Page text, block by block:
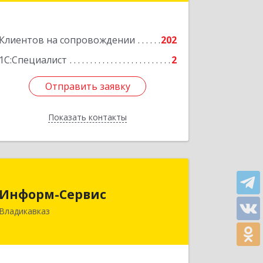
Клиентов на сопровождении
202
1С:Специалист
2
Отправить заявку
Показать контакты
Отправить заявку
Назад
Информ-Сервис
Владикавказ
362020, Северная Осетия - Алания
Респ, Владикавказ г, Островского ул,